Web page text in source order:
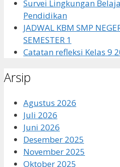
Survei Lingkungan
Pendidikan
JADWAL KBM SMP
SEMESTER 1
Catatan refleksi Kelas 9
Arsip
Agustus 2026
Juli 2026
Juni 2026
Desember 2025
November 2025
Oktober 2025